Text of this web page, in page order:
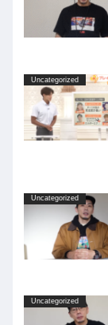
Uncategorized
Uncategorized
Uncategorized